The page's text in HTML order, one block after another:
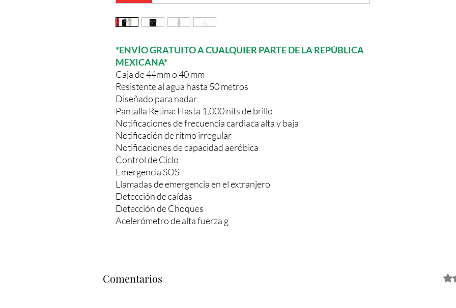
*ENVÍO GRATUITO A CUALQUIER PARTE DE LA REPÚBLICA
MEXICANA*
Caja de 44mm o 40 mm
Resistente al agua hasta 50 metros
Diseñado para nadar
Pantalla Retina: Hasta 1,000 nits de brillo
Notificaciones de frecuencia cardiaca alta y baja
Notificación de ritmo irregular
Notificaciones de capacidad aeróbica
Control de Ciclo
Emergencia SOS
Llamadas de emergencia en el extranjero
Detección de caídas
Detección de Choques
Acelerómetro de alta fuerza g
Comentarios